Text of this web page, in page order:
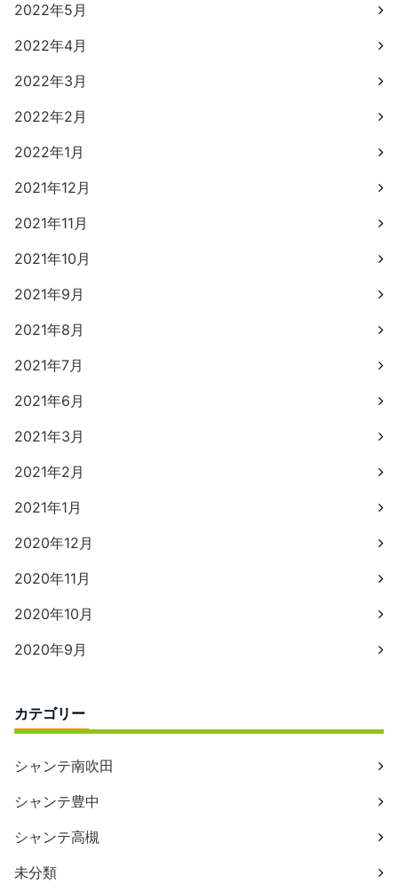
2022年5月
2022年4月
2022年3月
2022年2月
2022年1月
2021年12月
2021年11月
2021年10月
2021年9月
2021年8月
2021年7月
2021年6月
2021年3月
2021年2月
2021年1月
2020年12月
2020年11月
2020年10月
2020年9月
カテゴリー
シャンテ南吹田
シャンテ豊中
シャンテ高槻
未分類